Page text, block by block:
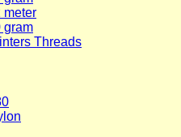
meter
gram
Threads